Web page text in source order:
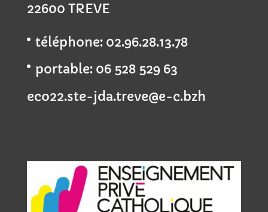
22600 TREVE
téléphone: 02.96.28.13.78
portable: 06 528 529 63
eco22.ste-jda.treve@e-c.bzh